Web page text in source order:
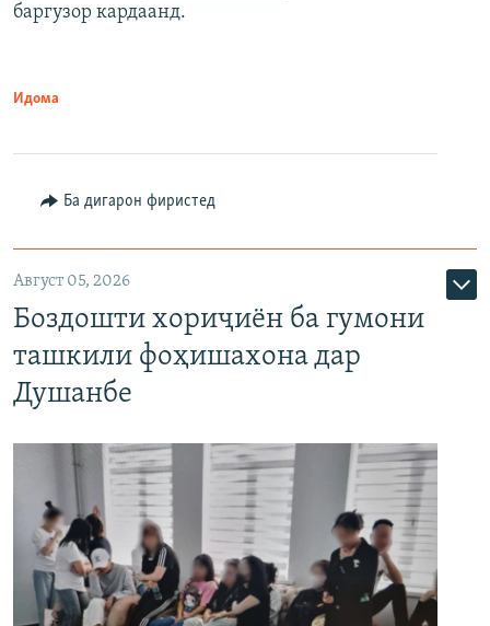
баргузор кардаанд.
Идома
Ба дигарон фиристед
Август 05, 2026
Боздошти хориҷиён ба гумони
ташкили фоҳишахона дар
Душанбе